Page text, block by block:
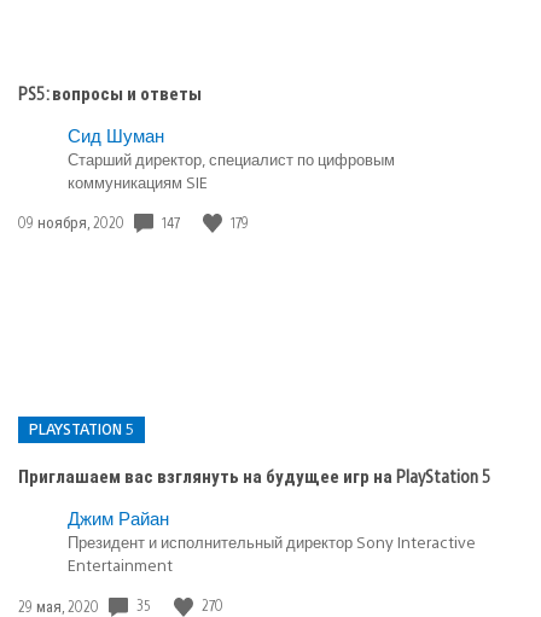
PS5: вопросы и ответы
Сид Шуман
Старший директор, специалист по цифровым
коммуникациям SIE
Дата
09 ноября, 2020 147 179
PLAYSTATION 5
Приглашаем вас взглянуть на будущее игр на PlayStation 5
Опубликовано
PlayStation
5
Джим Райан
Президент и исполнительный директор Sony Interactive
Entertainment
Дата
29 мая, 2020 35 270